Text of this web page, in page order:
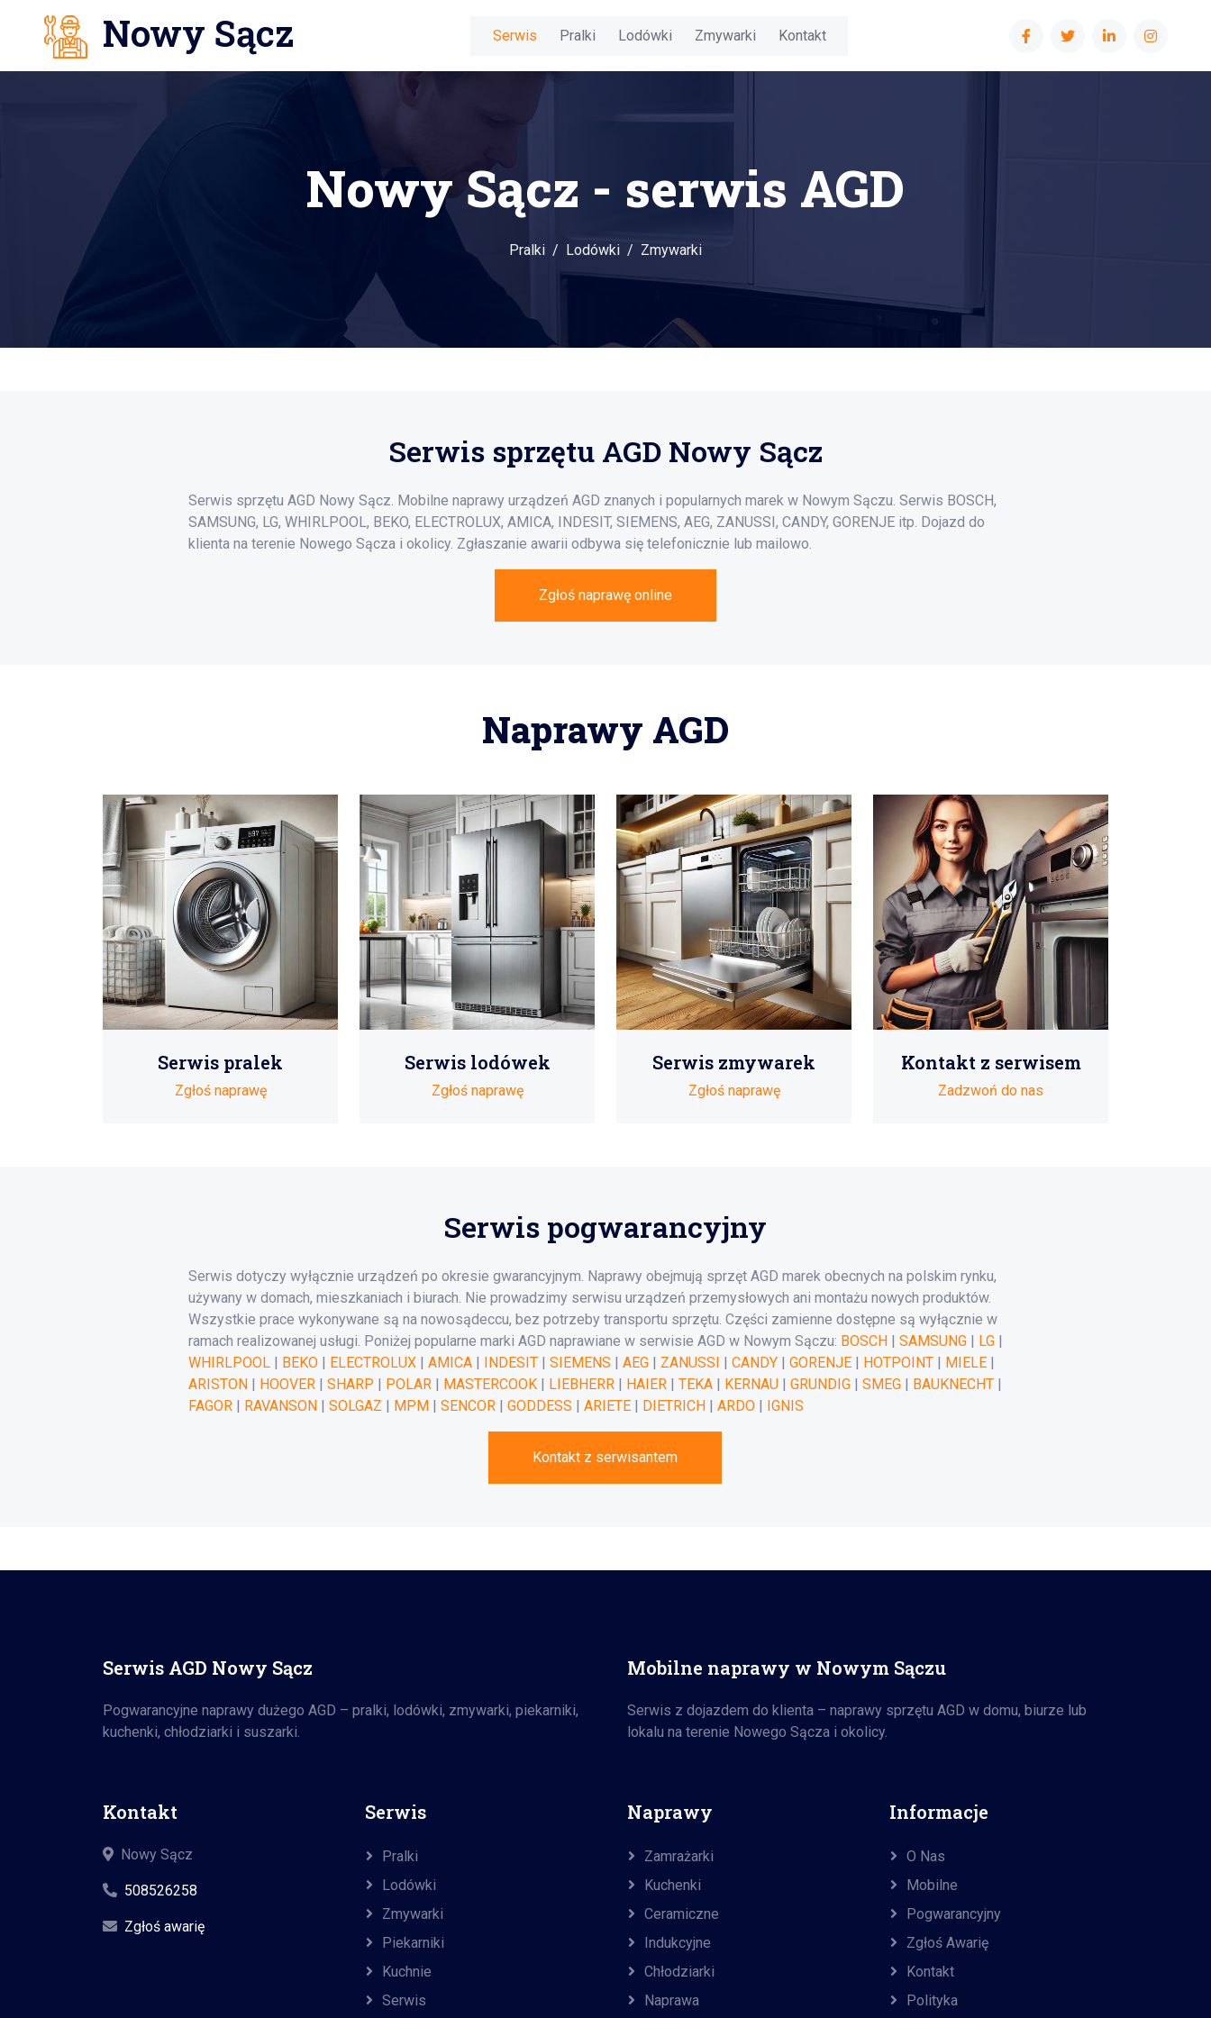
Nowy Sącz Serwis Pralki Lodówki Zmywarki Kontakt
Nowy Sącz - serwis AGD
Pralki Lodówki Zmywarki
Serwis sprzętu AGD Nowy Sącz
Serwis sprzętu AGD Nowy Sącz. Mobilne naprawy urządzeń AGD znanych i popularnych marek w Nowym Sączu. Serwis BOSCH,
SAMSUNG, LG, WHIRLPOOL, BEKO, ELECTROLUX, AMICA, INDESIT, SIEMENS, AEG, ZANUSSI, CANDY, GORENJE itp. Dojazd do
klienta na terenie Nowego Sącza i okolicy. Zgłaszanie awarii odbywa się telefonicznie lub mailowo.
Zgłoś naprawę online
Naprawy AGD
Serwis pralek
Zgłoś naprawę
Serwis lodówek
Zgłoś naprawę
Serwis zmywarek
Zgłoś naprawę
Kontakt z serwisem
Zadzwoń do nas
Serwis pogwarancyjny
Serwis dotyczy wyłącznie urządzeń po okresie gwarancyjnym. Naprawy obejmują sprzęt AGD marek obecnych na polskim rynku,
używany w domach, mieszkaniach i biurach. Nie prowadzimy serwisu urządzeń przemysłowych ani montażu nowych produktów.
Wszystkie prace wykonywane są na nowosądeccu, bez potrzeby transportu sprzętu. Części zamienne dostępne są wyłącznie w
ramach realizowanej usługi. Poniżej popularne marki AGD naprawiane w serwisie AGD w Nowym Sączu: BOSCH SAMSUNG LG
WHIRLPOOL
BEKO ELECTROLUX AMICA INDESIT SIEMENS AEG ZANUSSI CANDY GORENJE HOTPOINT MIELE
ARISTON
HOOVER SHARP POLAR MASTERCOOK LIEBHERR HAIER TEKA KERNAU GRUNDIG SMEG BAUKNECHT
FAGOR
RAVANSON SOLGAZ MPM SENCOR GODDESS ARIETE DIETRICH ARDO IGNIS
Kontakt z serwisantem
Serwis AGD Nowy Sącz
Pogwarancyjne naprawy dużego AGD – pralki, lodówki, zmywarki, piekarniki,
kuchenki, chłodziarki i suszarki.
Mobilne naprawy w Nowym Sączu
Serwis z dojazdem do klienta – naprawy sprzętu AGD w domu, biurze lub
lokalu na terenie Nowego Sącza i okolicy.
Kontakt
Nowy Sącz
508526258
Zgłoś awarię
Serwis
Pralki
Lodówki
Zmywarki
Piekarniki
Kuchnie
Serwis
Naprawy
Zamrażarki
Kuchenki
Ceramiczne
Indukcyjne
Chłodziarki
Naprawa
Informacje
O Nas
Mobilne
Pogwarancyjny
Zgłoś Awarię
Kontakt
Polityka